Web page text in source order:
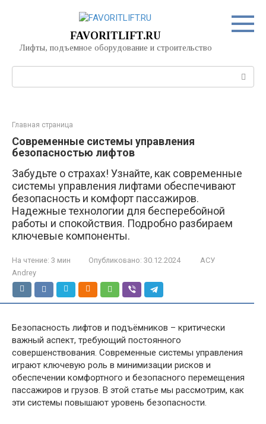
FAVORITLIFT.RU
Лифты, подъемное оборудование и строительство
Главная страница
Современные системы управления
безопасностью лифтов
Забудьте о страхах! Узнайте, как современные
системы управления лифтами обеспечивают
безопасность и комфорт пассажиров.
Надежные технологии для бесперебойной
работы и спокойствия. Подробно разбираем
ключевые компоненты.
На чтение: 3 мин Опубликовано: 30.12.2024
АСУ
Andrey
Безопасность лифтов и подъёмников – критически
важный аспект, требующий постоянного
совершенствования. Современные системы управления
играют ключевую роль в минимизации рисков и
обеспечении комфортного и безопасного перемещения
пассажиров и грузов. В этой статье мы рассмотрим, как
эти системы повышают уровень безопасности.